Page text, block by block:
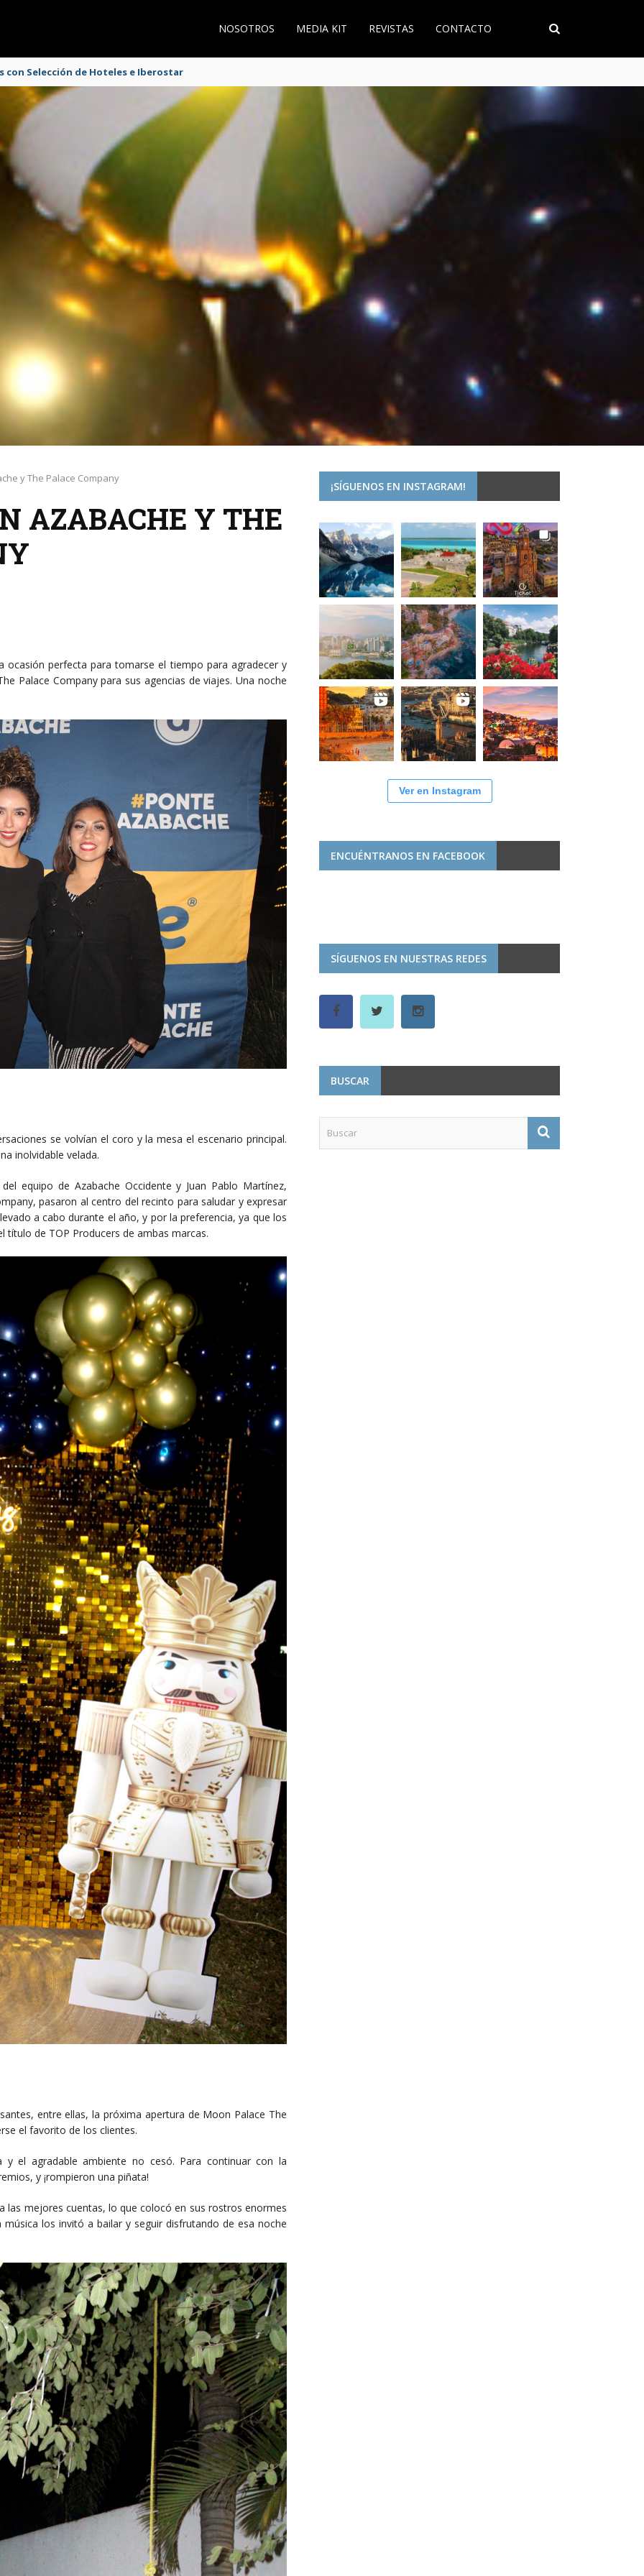
NOSOTROS MEDIA KIT REVISTAS CONTACTO
2026
y The Palace Company
AZABACHE Y THE
ocasión perfecta para tomarse el tiempo para agradecer y
Palace Company para sus agencias de viajes. Una noche
se volvían el coro y la mesa el escenario principal.
inolvidable velada.
equipo de Azabache Occidente y Juan Pablo Martínez,
pasaron al centro del recinto para saludar y expresar
a cabo durante el año, y por la preferencia, ya que los
título de TOP Producers de ambas marcas.
entre ellas, la próxima apertura de Moon Palace The
el favorito de los clientes.
el agradable ambiente no cesó. Para continuar con la
y ¡rompieron una piñata!
las mejores cuentas, lo que colocó en sus rostros enormes
los invitó a bailar y seguir disfrutando de esa noche
¡SÍGUENOS EN INSTAGRAM!
Ver en Instagram
ENCUÉNTRANOS EN FACEBOOK
SÍGUENOS EN NUESTRAS REDES
BUSCAR